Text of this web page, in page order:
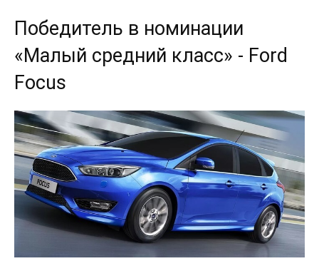
Победитель в номинации
«Малый средний класс» - Ford
Focus